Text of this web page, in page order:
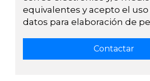
equivalentes y acepto el
datos para elaboración de